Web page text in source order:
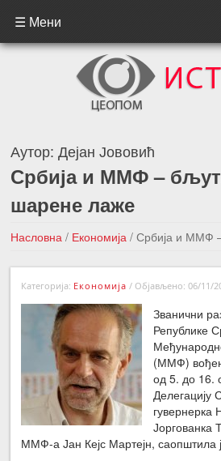
☰ Мени
Аутор:Дејан Јововић
Србија и ММФ –
шарене лаже
Насловна / Економија / Србија и ММФ
лаже
←Претходна
Категорија: Економија / Објављено: 06/11/
Званични
Републике
(ММФ)
од 5. до 16.
Делегацију
гувернерка
Јоргованка
ММФ-а Јан Кејс Мартејн, саопштила